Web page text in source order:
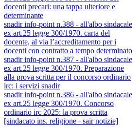
docenti precari: una tappa ulteriore e
determinante
snadir info-point n.388 - all'albo sindacale
ex art.25 legge 300/1970. carta del
docente, al via l’accreditamento per i
docenti con contratto a tempo determinato
snadir info-point n.387 - all'albo sindacale
ex art.25 legge 300/1970. Preparazione
alla prova scritta per il concorso ordinario
irc: i servizi snadir
snadir info-point n.386 - all'albo sindacale
ex art.25 legge 300/1970. Concorso
ordinario irc 2025: la prova scritta
[sindacato ins. religione - sair notizie]